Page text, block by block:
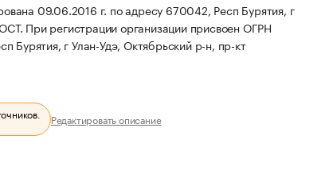
09.06.2016 г. по адресу 670042, Респ Бурятия, г
При регистрации организации присвоен ОГРН
Бурятия, г Улан-Удэ, Октябрьский р-н, пр-кт
Редактировать описание